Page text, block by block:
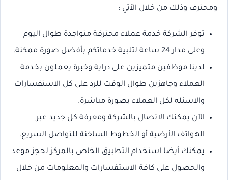
ومحترف وذلك من خلال الآتي :
توفر الشركة خدمة عملاء محترفة متواجدة طوال اليوم
وعلى مدار 24 ساعة لتلبية خدماتكم بأفضل صورة ممكنة.
لدينا موظفين متميزين على دراية وخبرة يعملون بخدمة
العملاء وجاهزين طوال الوقت للرد على كل الاستفسارات
والاسئله لكل العملاء بصورة مباشرة.
الآن يمكنك الاتصال بالشركة ومعرفة كل جديد عبر
الهواتف الأرضية أو الخطوط الساخنة للتواصل السريع.
يمكنك أيضا استخدام التطبيق الخاص بالمركز لحجز موعد
والحصول على كافة الاستفسارات والمعلومات من خلال